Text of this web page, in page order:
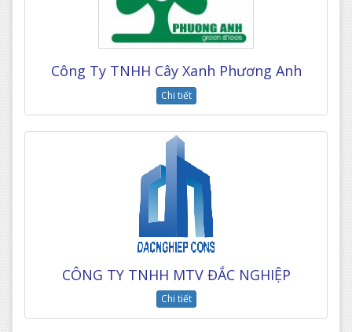
Công Ty TNHH Cây Xanh Phương Anh
Chi tiết
CÔNG TY TNHH MTV ĐẮC NGHIỆP
Chi tiết